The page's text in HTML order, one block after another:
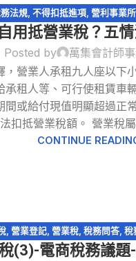
法規, 不得扣抵進項, 營利事業
用抵營業稅？五
Posted by
萬集會計師
，營業人承租九人座以下
承租人等、可行使租賃車
間或給付現值明顯超過正
扣抵營業稅額。 營業稅
CONTINUE
, 營業登記, 營業稅, 稅務問答, 稅
購物,跨境電商,電商系列,電子
(3)-電商稅務議